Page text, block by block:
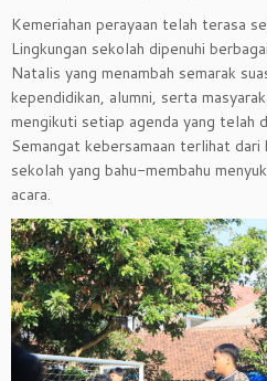
Kemeriahan perayaan telah terasa
Lingkungan sekolah dipenuhi
Natalis yang menambah semarak
kependidikan, alumni, serta
mengikuti setiap agenda yang telah
Semangat kebersamaan terlihat
sekolah yang bahu-membahu
acara.